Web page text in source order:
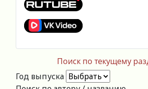
Поиск по текущему
Год выпуска